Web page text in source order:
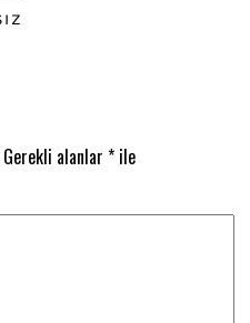
Gerekli alanlar * ile